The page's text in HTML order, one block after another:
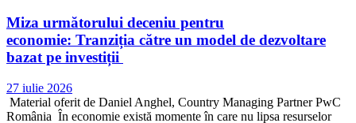
Miza următorului deceniu pentru
economie: Tranziția către un model de dezvoltare
bazat pe investiții
27 iulie 2026
Material oferit de Daniel Anghel, Country Managing Partner PwC
România În economie există momente în care nu lipsa resurselor